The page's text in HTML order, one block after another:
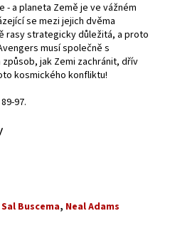
- a planeta Země je ve vážném
se mezi jejich dvěma
rasy strategicky důležitá, a proto
musí společně s
jak Zemi zachránit, dřív
kosmického konfliktu!
97.
Sal Buscema, Neal Adams